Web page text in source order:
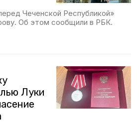
Чеченской Республикой»
Об этом сообщили в РБК.
Луки